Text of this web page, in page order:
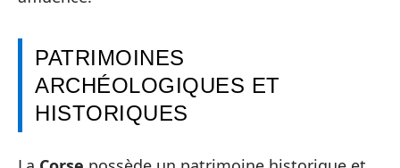
PATRIMOINES
ARCHÉOLOGIQUES ET
HISTORIQUES